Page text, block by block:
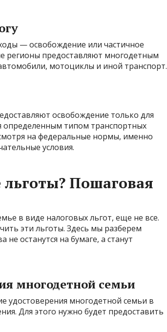
— освобождение или частичное
регионы предоставляют многодетным
мотоциклы и иной транспорт.
освобождение только для
определенным типом транспортных
на федеральные нормы, именно
условия.
Пошаговая
в виде налоговых льгот, еще не все.
эти льготы. Здесь мы разберем
останутся на бумаге, а станут
многодетной семьи
удостоверения многодетной семьи в
Для этого нужно будет предоставить